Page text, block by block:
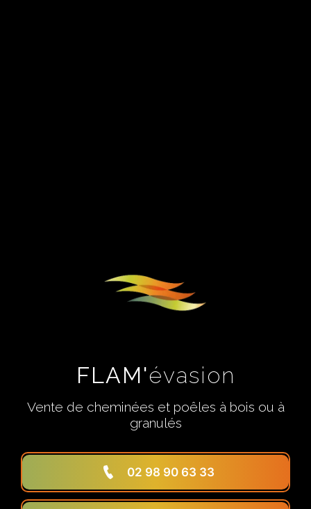
FLAM'évasion
Vente de cheminées et poêles à bois ou à
granulés
02 98 90 63 33